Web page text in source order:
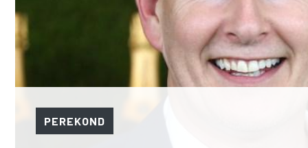
PEREKOND